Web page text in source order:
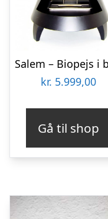
kr. 5.999,00
Gå til shop